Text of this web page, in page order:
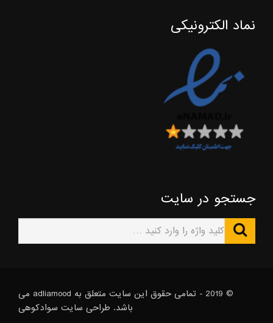
نماد الکترونیکی
جستجو در سایت
© 2019 - تمامی حقوق این سایت متعلق به adliamood می
باشد. طراحی سایت سوادکوهی